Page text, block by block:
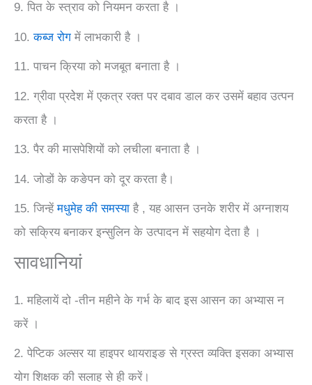
9. पित के स्त्राव को नियमन करता है ।
10.कब्ज रोग में लाभकारी है ।
11. पाचन क्रिया को मजबूत बनाता है ।
12. ग्रीवा प्रदेेश में एकत्र रक्त पर दबाव डाल कर उसमें बहाव उत्पन
करता है ।
13. पैर की मासपेशियों को लचीला बनाता है ।
14. जोडों के कङेपन को दूर करता है।
15. जिन्हेंमधुमेह की समस्या है , यह आसन उनके शरीर में अग्नाशय
को सक्रिय बनाकर इन्सुलिन के उत्पादन में सहयोग देता है ।
‪‎सावधानियां
1. महिलायें दो -तीन महीने के गर्भ के बाद इस आसन का अभ्यास न
करें ।
2. पेप्टिक अल्सर या हाइपर थायराइङ से ग्रस्त व्यक्ति इसका अभ्यास
योग शिक्षक की सलाह से ही करें।